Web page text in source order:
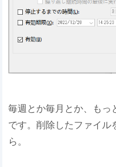
毎週とか毎月とか、もっ
です。削除したファイル
ら。